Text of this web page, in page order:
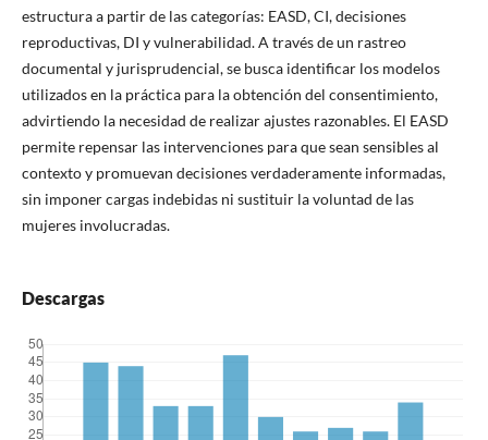
estructura a partir de las categorías: EASD, CI, decisiones
reproductivas, DI y vulnerabilidad. A través de un rastreo
documental y jurisprudencial, se busca identificar los modelos
utilizados en la práctica para la obtención del consentimiento,
advirtiendo la necesidad de realizar ajustes razonables. El EASD
permite repensar las intervenciones para que sean sensibles al
contexto y promuevan decisiones verdaderamente informadas,
sin imponer cargas indebidas ni sustituir la voluntad de las
mujeres involucradas.
Descargas